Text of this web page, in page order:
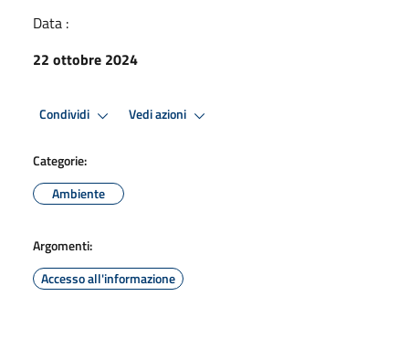
Data :
22 ottobre 2024
Condividi Vedi azioni
Categorie:
Ambiente
Argomenti:
Accesso all'informazione